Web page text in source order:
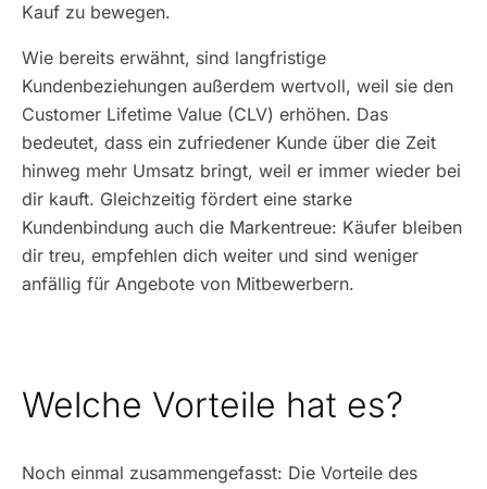
Kauf zu bewegen.
Wie bereits erwähnt, sind langfristige
Kundenbeziehungen außerdem wertvoll, weil sie den
Customer Lifetime Value (CLV) erhöhen. Das
bedeutet, dass ein zufriedener Kunde über die Zeit
hinweg mehr Umsatz bringt, weil er immer wieder bei
dir kauft. Gleichzeitig fördert eine starke
Kundenbindung auch die Markentreue: Käufer bleiben
dir treu, empfehlen dich weiter und sind weniger
anfällig für Angebote von Mitbewerbern.
Welche Vorteile hat es?
Noch einmal zusammengefasst: Die Vorteile des